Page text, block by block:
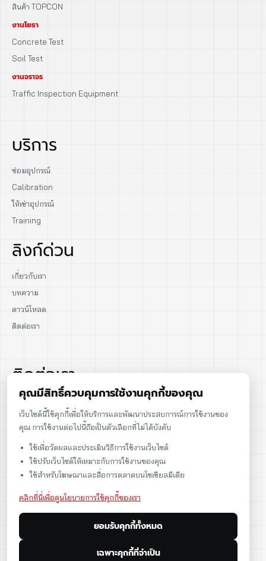
สินค้า TOPCON
งานโยธา
Concrete Test
Soil Test
งานจราจร
Traffic Inspection Equipment
บริการ
ซ่อมอุปกรณ์
Calibration
ให้เช่าอุปกรณ์
Training
ลิงก์ด่วน
เกี่ยวกับเรา
บทความ
ดาวน์โหลด
ติดต่อเรา
ติดต่อเรา
086-086-2000
sales@cst.co.th
คุณมีสิทธิ์ควบคุมการใช้งานคุกกี้ของคุณ
เว็บไซต์นี้ใช้คุกกี้เพื่อให้บริการและพัฒนาประสบการณ์การใช้งานของ
คุณ การใช้งานต่อไปนี้ถือเป็นตัวเลือกที่ไม่ได้บังคับ
ใช้เพื่อวัดผลและประเมินวิธีการใช้งานเว็บไซต์
ใช้ปรับเว็บไซต์ให้เหมาะกับการใช้งานของคุณ
ใช้สำหรับโฆษณาและสื่อการตลาดบนโซเชียลมีเดีย
คลิกที่นี่เพื่อดูนโยบายการใช้คุกกี้ของเรา
ยอมรับคุกกี้ทั้งหมด
เฉพาะคุกกี้ที่จำเป็น